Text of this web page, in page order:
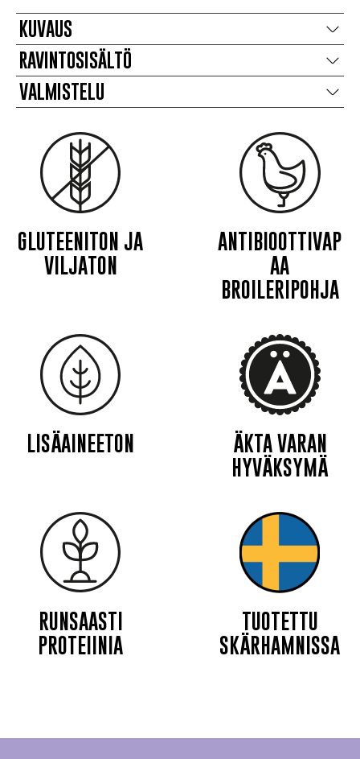
KUVAUS
RAVINTOSISÄLTÖ
VALMISTELU
GLUTEENITON JA
VILJATON
ANTIBIOOTTIVAP
AA
BROILERIPOHJA
LISÄAINEETON
ÄKTA VARAN
HYVÄKSYMÄ
RUNSAASTI
PROTEIINIA
TUOTETTU
SKÄRHAMNISSA